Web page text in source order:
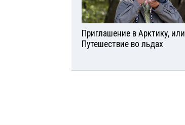
Приглашение в Арктику, или
Путешествие во льдах